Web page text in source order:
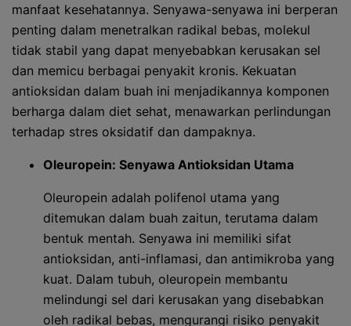
manfaat kesehatannya. Senyawa-senyawa ini berperan
penting dalam menetralkan radikal bebas, molekul
tidak stabil yang dapat menyebabkan kerusakan sel
dan memicu berbagai penyakit kronis. Kekuatan
antioksidan dalam buah ini menjadikannya komponen
berharga dalam diet sehat, menawarkan perlindungan
terhadap stres oksidatif dan dampaknya.
Oleuropein: Senyawa Antioksidan Utama
Oleuropein adalah polifenol utama yang
ditemukan dalam buah zaitun, terutama dalam
bentuk mentah. Senyawa ini memiliki sifat
antioksidan, anti-inflamasi, dan antimikroba yang
kuat. Dalam tubuh, oleuropein membantu
melindungi sel dari kerusakan yang disebabkan
oleh radikal bebas, mengurangi risiko penyakit